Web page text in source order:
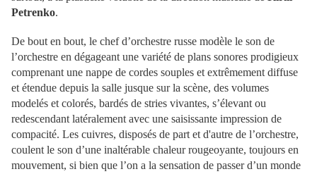
Petrenko.
De bout en bout, le chef d’orchestre russe modèle le son de
l’orchestre en dégageant une variété de plans sonores prodigieux
comprenant une nappe de cordes souples et extrêmement diffuse
et étendue depuis la salle jusque sur la scène, des volumes
modelés et colorés, bardés de stries vivantes, s’élevant ou
redescendant latéralement avec une saisissante impression de
compacité. Les cuivres, disposés de part et d'autre de l’orchestre,
coulent le son d’une inaltérable chaleur rougeoyante, toujours en
mouvement, si bien que l’on a la sensation de passer d’un monde